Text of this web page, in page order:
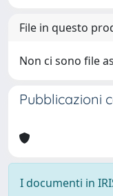
File in questo
Non ci sono file
Pubblicazioni
I documenti in